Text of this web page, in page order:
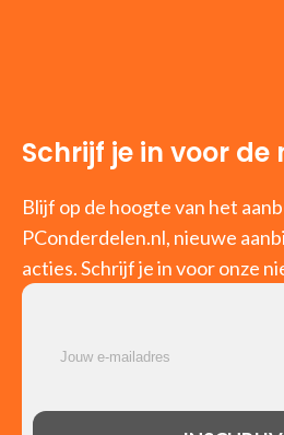
Schrijf je in voor de
Blijf op de hoogte van het
PConderdelen.nl, nieuwe
acties. Schrijf je in voor onze